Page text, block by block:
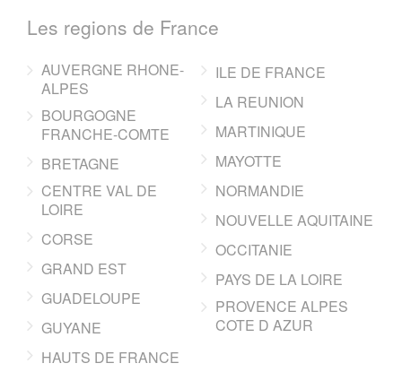
Les regions de France
AUVERGNE RHONE-
ALPES
BOURGOGNE
FRANCHE-COMTE
BRETAGNE
CENTRE VAL DE
LOIRE
CORSE
GRAND EST
GUADELOUPE
GUYANE
HAUTS DE FRANCE
ILE DE FRANCE
LA REUNION
MARTINIQUE
MAYOTTE
NORMANDIE
NOUVELLE AQUITAINE
OCCITANIE
PAYS DE LA LOIRE
PROVENCE ALPES
COTE D AZUR